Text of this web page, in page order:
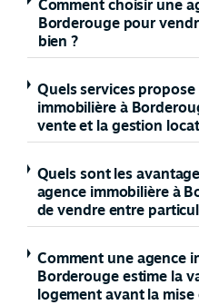
Comment choisir une
Borderouge pour
bien ?
Quels services
immobilière à
vente et la gestion
Quels sont les
agence immobilière à
de vendre entre
Comment une agence
Borderouge estime la
logement avant la mise